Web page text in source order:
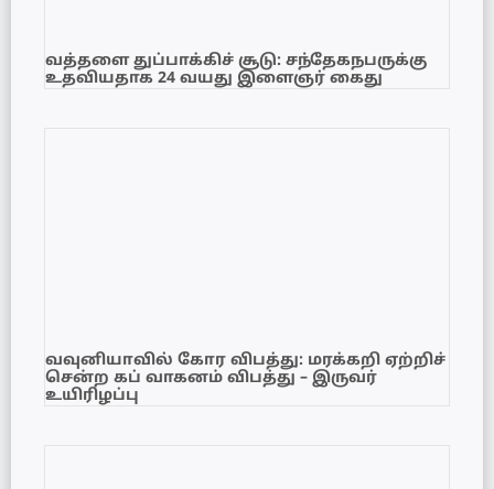
வத்தளை துப்பாக்கிச் சூடு: சந்தேகநபருக்கு
உதவியதாக 24 வயது இளைஞர் கைது
வவுனியாவில் கோர விபத்து: மரக்கறி ஏற்றிச்
சென்ற கப் வாகனம் விபத்து – இருவர்
உயிரிழப்பு